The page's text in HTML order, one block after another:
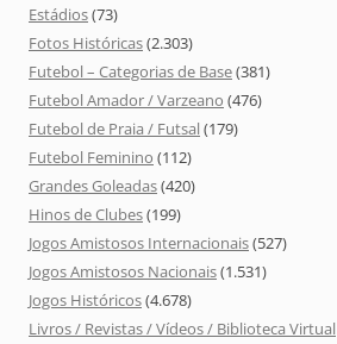
Estádios(73)
Fotos Históricas(2.303)
Futebol – Categorias de Base(381)
Futebol Amador / Varzeano (476)
Futebol de Praia / Futsal(179)
Futebol Feminino (112)
Grandes Goleadas(420)
Hinos de Clubes(199)
Jogos Amistosos Internacionais(527)
Jogos Amistosos Nacionais(1.531)
Jogos Históricos(4.678)
Livros / Revistas / Vídeos / Biblioteca Virtual